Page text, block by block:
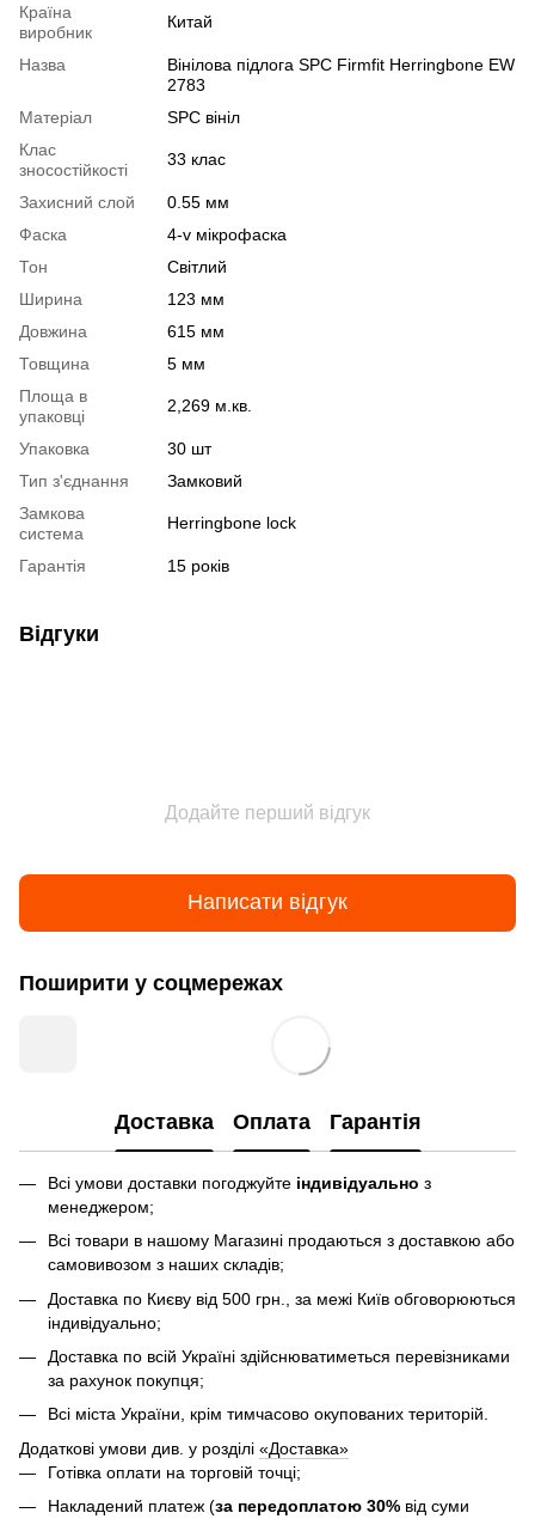
Країна
виробник
Китай
Назва
Вінілова підлога SPC Firmfit Herringbone EW
2783
Матеріал
SPC вініл
Клас
зносостійкості
33 клас
Захисний слой
0.55 мм
Фаска
4-v мікрофаска
Тон
Світлий
Ширина
123 мм
Довжина
615 мм
Товщина
5 мм
Площа в
упаковці
2,269 м.кв.
Упаковка
30 шт
Тип з'єднання
Замковий
Замкова
система
Herringbone lock
Гарантія 15 років
Відгуки
Додайте перший відгук
Написати відгук
Поширити у соцмережах
Доставка Оплата Гарантія
Всі умови доставки погоджуйте індивідуально з
менеджером;
Всі товари в нашому Магазині продаються з доставкою або
самовивозом з наших складів;
Доставка по Києву від 500 грн., за межі Київ обговорюються
індивідуально;
Доставка по всій Україні здійснюватиметься перевізниками
за рахунок покупця;
Всі міста України, крім тимчасово окупованих територій.
Додаткові умови див. у розділі «Доставка»
Готівка оплати на торговій точці;
Накладений платеж (за передоплатою 30% від суми